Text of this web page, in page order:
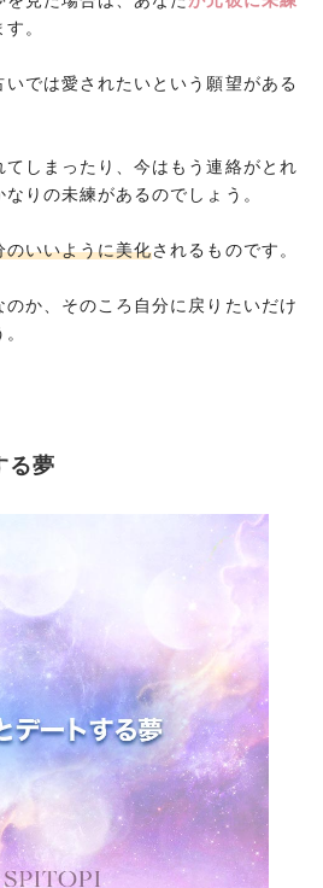
。
では愛されたいという願望がある
しまったり、今はもう連絡がとれ
りの未練があるのでしょう。
のいいように美化されるものです。
か、そのころ自分に戻りたいだけ
る夢